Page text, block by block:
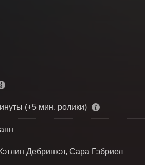
(+5 мин. ролики)
Дебринкэт, Сара Гэбриел